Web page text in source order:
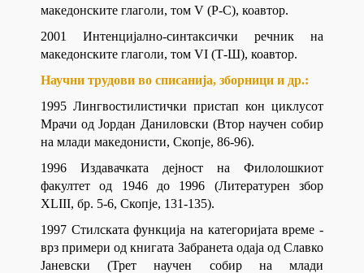
македонските глаголи, том V (Р-С), коавтор.
2001 Интенцијално-синтаксички речник на
македонските глаголи, том VI (Т-Ш), коавтор.
Научни трудови во списанија, зборници и др.:
1995 Лингвостилистички пристап кон циклусот
Мрачи од Јордан Даниловски (Втор научен собир
на млади македонисти, Скопје, 86-96).
1996 Издавачката дејност на Филолошкиот
факултет од 1946 до 1996 (Литературен збор
XLIII, бр. 5-6, Скопје, 131-135).
1997 Стилската функција на категоријата време -
врз примери од книгата Забранета одаја од Славко
Јаневски (Трет научен собир на млади